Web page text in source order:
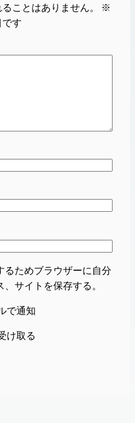
ことはありません。
※
す
るためブラウザーに自分
サイトを保存する。
で通知
け取る